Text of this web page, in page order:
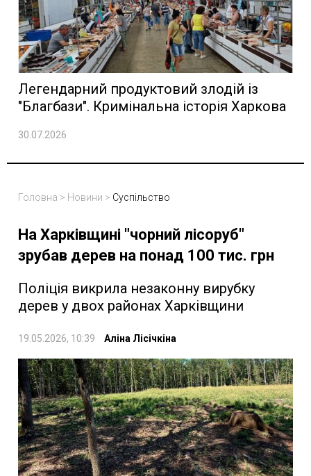
Легендарний продуктовий злодій із
"Благбази". Кримінальна історія Харкова
30.07.2026
Головна > Новини > Суспільство
На Харківщині "чорний лісоруб"
зрубав дерев на понад 100 тис. грн
Поліція викрила незаконну вирубку
дерев у двох районах Харківщини
19.05.2026, 10:39 Аліна Лісічкіна